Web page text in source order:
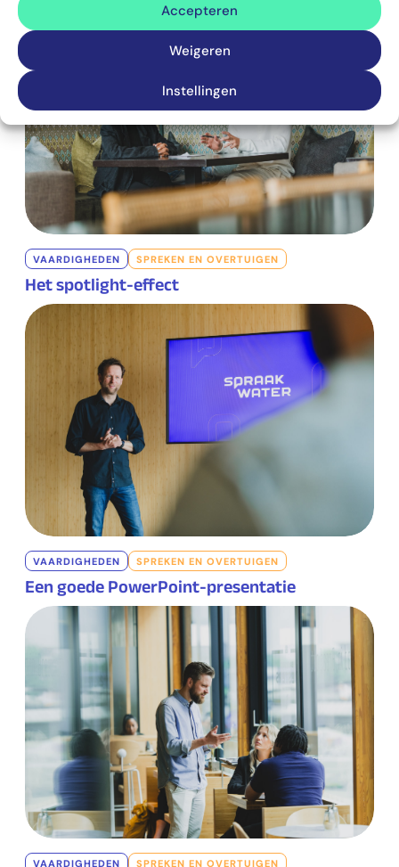
Accepteren
Weigeren
Instellingen
VAARDIGHEDEN SPREKEN EN OVERTUIGEN
Het spotlight-effect
VAARDIGHEDEN SPREKEN EN OVERTUIGEN
Een goede PowerPoint-presentatie
VAARDIGHEDEN SPREKEN EN OVERTUIGEN